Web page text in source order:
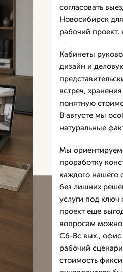
согласовать
Новосибирск
рабочий проект,
Кабинеты
дизайн и
встреч,
понятную
В августе мы
натуральные
Мы
проработку
каждого нашего
без лишних
услуги под ключ
проект еще
вопросам
Сб-Вс вых., офис
рабочий
стоимость